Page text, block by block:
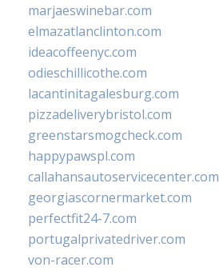
marjaeswinebar.com
elmazatlanclinton.com
ideacoffeenyc.com
odieschillicothe.com
lacantinitagalesburg.com
pizzadeliverybristol.com
greenstarsmogcheck.com
happypawspl.com
callahansautoservicecenter.com
georgiascornermarket.com
perfectfit24-7.com
portugalprivatedriver.com
von-racer.com